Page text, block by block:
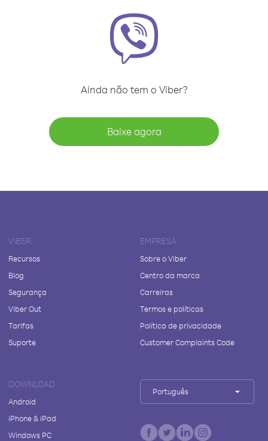
Ainda não tem o Viber?
Baixe agora
VIBER
Recursos
Blog
Segurança
Viber Out
Tarifas
Suporte
EMPRESA
Sobre o Viber
Centro da marca
Carreiras
Termos e políticas
Política de privacidade
Customer Complaints Code
DOWNLOAD
Android
iPhone & iPad
Windows PC
Português